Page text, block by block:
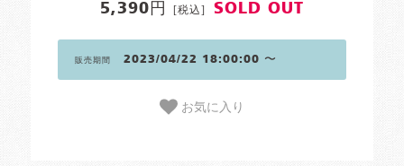
5,390円 [税込] SOLD OUT
販売期間 2023/04/22 18:00:00 〜
お気に入り